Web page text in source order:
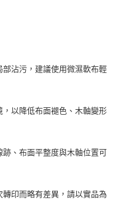
沾污，建議使用微濕軟布輕
以降低布面褪色、木軸變形
、布面平整度與木軸位置可
印而略有差異，請以實品為